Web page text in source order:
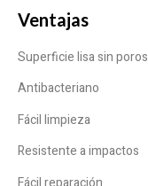
Ventajas
Superficie lisa sin poros
Antibacteriano
Fácil limpieza
Resistente a impactos